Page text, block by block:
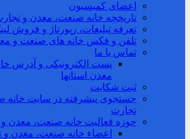
اعضای کمیسیون
تاریخچه خانه صنعت، معدن و
تعرفه تبلیغات، رپورتاژ و فروش
تلفن و فکس خانه های صنعت و
تماس با ما
پست الکترونیکی و آدرس
معدن استانها
ثبت شکایت
جستجوی پیشرفته در سایت خانه
تجارت
حوزه فعالیت خانه صنعت، معدن و
اعضاء خانه صنعت، معدن و